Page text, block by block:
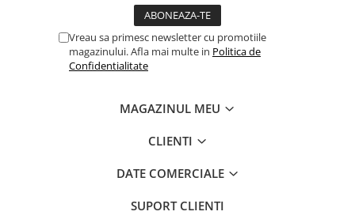
Vreau sa primesc newsletter cu promotiile
magazinului. Afla mai multe in Politica de
Confidentialitate
MAGAZINUL MEU
CLIENTI
DATE COMERCIALE
SUPORT CLIENTI